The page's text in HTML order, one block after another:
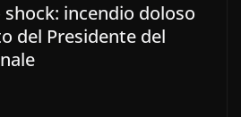
incendio doloso
del Presidente del